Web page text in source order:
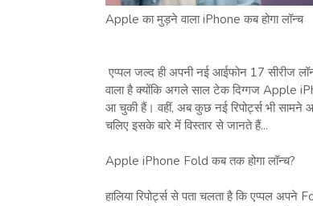
Apple का मुड़ने वाला iPhone कब होगा लॉन्च
एप्पल जल्द ही अपनी नई आईफोन 17 सीरीज
वाला है क्योंकि अगले साल टेक दिग्गज Apple
आ चुकी हैं। वहीं, अब कुछ नई रिपोर्ट्स भी
चलिए इसके बारे में विस्तार से जानते हैं...
Apple iPhone Fold कब तक होगा लॉन्च?
हालिया रिपोर्ट्स से पता चलता है कि एप्पल